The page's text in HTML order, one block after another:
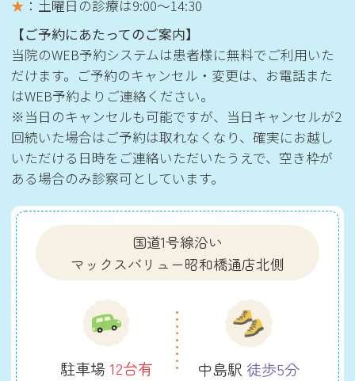
★ ：土曜日の診療は9:00〜14:30
【ご予約にあたってのご案内】
当院のWEB予約システムは患者様に無料でご利用いた
だけます。ご予約のキャンセル・変更は、お電話また
はWEB予約よりご連絡ください。
※当日のキャンセルも可能ですが、当日キャンセルが2
回続いた場合はご予約は取れなくなり、確実にお越し
いただける日時をご連絡いただいたうえで、空き枠が
ある場合のみ診察可としています。
国道1号線沿い
マックスバリュー昭和橋通店北側
駐車場12台有 中島駅徒歩5分